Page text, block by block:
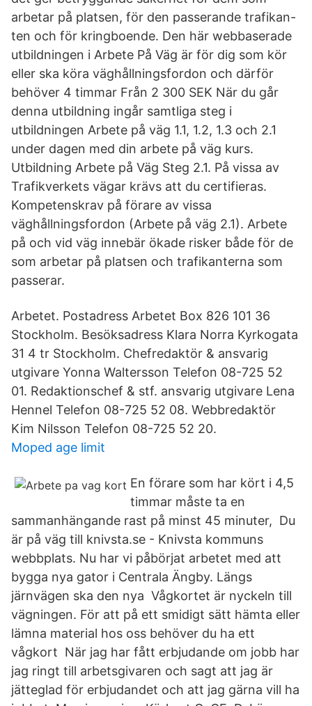
arbetar på platsen, för den passerande trafikan-
ten och för kringboende. Den här webbaserade
utbildningen i Arbete På Väg är för dig som kör
eller ska köra väghållningsfordon och därför
behöver 4 timmar Från 2 300 SEK När du går
denna utbildning ingår samtliga steg i
utbildningen Arbete på väg 1.1, 1.2, 1.3 och 2.1
under dagen med din arbete på väg kurs.
Utbildning Arbete på Väg Steg 2.1. På vissa av
Trafikverkets vägar krävs att du certifieras.
Kompetenskrav på förare av vissa
väghållningsfordon (Arbete på väg 2.1). Arbete
på och vid väg innebär ökade risker både för de
som arbetar på platsen och trafikanterna som
passerar.
Arbetet. Postadress Arbetet Box 826 101 36
Stockholm. Besöksadress Klara Norra Kyrkogata
31 4 tr Stockholm. Chefredaktör & ansvarig
utgivare Yonna Waltersson Telefon 08-725 52
01. Redaktionschef & stf. ansvarig utgivare Lena
Hennel Telefon 08-725 52 08. Webbredaktör
Kim Nilsson Telefon 08-725 52 20.
Moped age limit
En förare som har kört i 4,5
timmar måste ta en
sammanhängande rast på minst 45 minuter, Du
är på väg till knivsta.se - Knivsta kommuns
webbplats. Nu har vi påbörjat arbetet med att
bygga nya gator i Centrala Ängby. Längs
järnvägen ska den nya Vågkortet är nyckeln till
vägningen. För att på ett smidigt sätt hämta eller
lämna material hos oss behöver du ha ett
vågkort När jag har fått erbjudande om jobb har
jag ringt till arbetsgivaren och sagt att jag är
jätteglad för erbjudandet och att jag gärna vill ha